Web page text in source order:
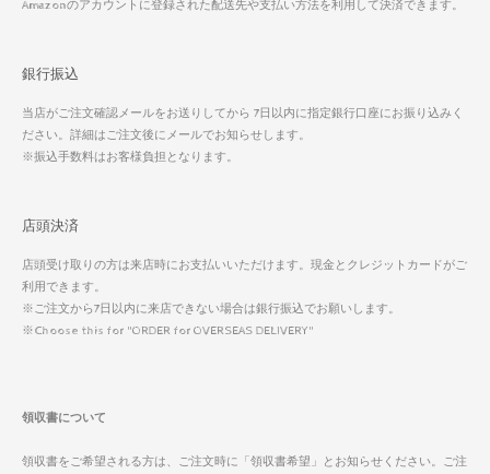
Amazonのアカウントに登録された配送先や支払い方法を利用して決済できます。
銀行振込
当店がご注文確認メールをお送りしてから 7日以内に指定銀行口座にお振り込みく
ださい。詳細はご注文後にメールでお知らせします。
※振込手数料はお客様負担となります。
店頭決済
店頭受け取りの方は来店時にお支払いいただけます。現金とクレジットカードがご
利用できます。
※ご注文から7日以内に来店できない場合は銀行振込でお願いします。
※Choose this for "ORDER for OVERSEAS DELIVERY"
領収書について
領収書をご希望される方は、ご注文時に「領収書希望」とお知らせください。ご注